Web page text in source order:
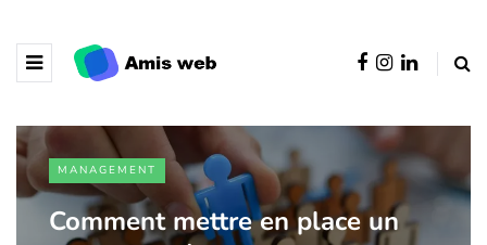
MANAGEMENT
Comment mettre en place un